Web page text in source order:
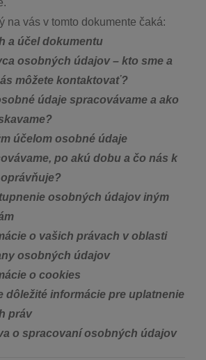
na vás v tomto dokumente čaká:
a účel dokumentu
osobných údajov – kto sme a
môžete kontaktovať?
údaje spracovávame a ako
účelom osobné údaje
po akú dobu a čo nás k
osobných údajov iným
o vašich právach v oblasti
osobných údajov
o cookies
dôležité informácie pre uplatnenie
práv
o spracovaní osobných údajov